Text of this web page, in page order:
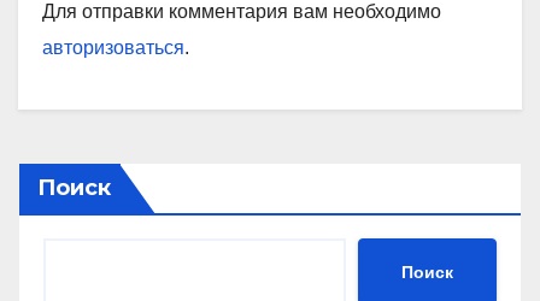
Для отправки комментария вам необходимо
авторизоваться.
Поиск
Поиск